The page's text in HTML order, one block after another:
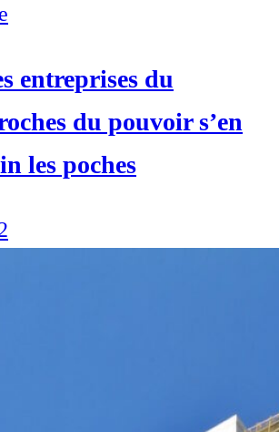
entreprises du
du pouvoir s’en
les poches